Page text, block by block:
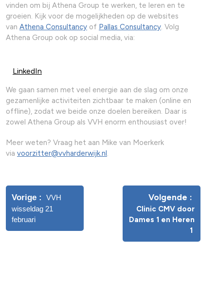
vinden om bij Athena Group te werken, te leren en te
groeien. Kijk voor de mogelijkheden op de websites
van Athena Consultancy of Pallas Consultancy. Volg
Athena Group ook op social media, via:
LinkedIn
We gaan samen met veel energie aan de slag om onze
gezamenlijke activiteiten zichtbaar te maken (online en
offline), zodat we beide onze doelen bereiken. Daar is
zowel Athena Group als VVH enorm enthousiast over!
Meer weten? Vraag het aan Mike van Moerkerk
via voorzitter@vvharderwijk.nl.
Vorige
VVH
wisseldag 21
februari
Volgende
Clinic CMV door
Dames 1 en Heren
1